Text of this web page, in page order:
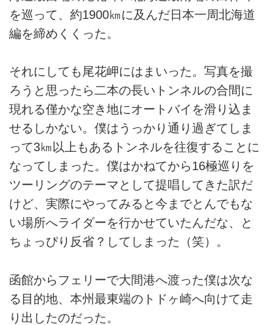
を巡って、約1900㎞に及んだ日本一周北海道
編を締めくくった。
それにしても尾花岬にはまいった。写真を撮
ろうと思ったら二本の長いトンネルの合間に
現れる僅かな空き地にオートバイを滑り込ま
せるしかない。僕はうっかり通り過ぎてしま
って3㎞以上もあるトンネルを往復することに
なってしまった。僕はかねてから16極巡りを
ツーリングのテーマとして提唱してきた訳だ
けど、実際にやってみると今までとんでもな
い場所へライダーを行かせていたんだな、と
ちょっぴり反省？してしまった（笑）。
函館からフェリーで大間港へ渡った僕は次な
る目的地、本州最東端のトドヶ崎へ向けて走
り出したのだった。